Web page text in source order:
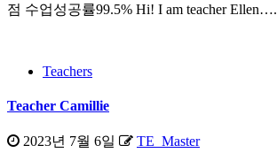
점 수업성공률99.5% Hi! I am teacher Ellen….
Teachers
Teacher Camillie
2023년 7월 6일 TE_Master